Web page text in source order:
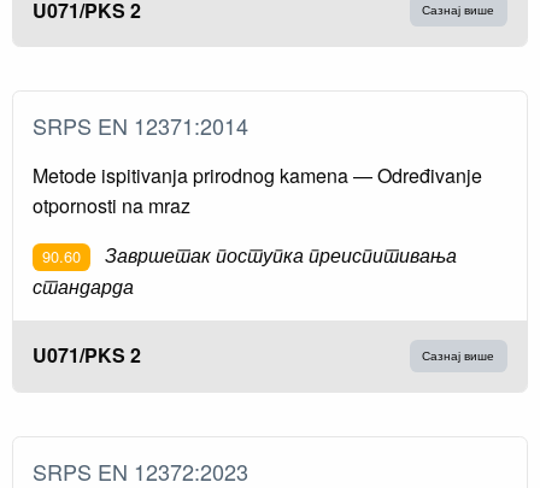
U071/PKS 2 Сазнај више
SRPS EN 12371:2014
Metode ispitivanja prirodnog kamena — Određivanje
otpornosti na mraz
90.60
Завршетак поступка преиспитивања
стандарда
U071/PKS 2 Сазнај више
SRPS EN 12372:2023